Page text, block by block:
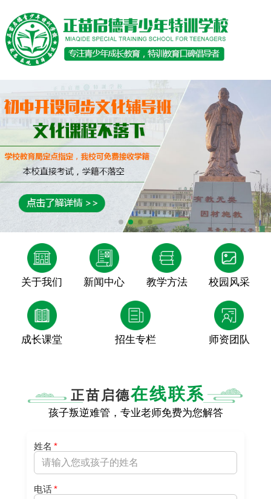
关于我们 新闻中心 教学方法 校园风采
成长课堂 招生专栏 师资团队
正苗启德在线联系
孩子叛逆难管，专业老师免费为您解答
姓名 *
电话*